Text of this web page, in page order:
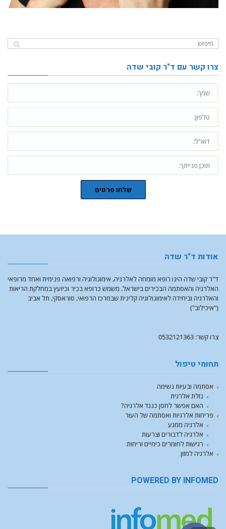
צרו קשר עם ד"ר קובי שדה
שלחו פרטים
אודות ד"ר שדה
ד"ר קובי שדה הינו רופא מומחה לאלרגיה, אימונולוגיה ורפואה פנימית ואחד מרופאי
האלרגיה והאסתמה הבכירים בישראל. משמש כרופא בכיר וכיועץ במחלקת הריאות
והאלרגיה וביחידה לאימונולוגיה קלינית שבמרכז הרפואי, סוראסקי, תל אביב
("איכילוב")
צרו קשר: 0532121363
תחומי טיפול
אסתמה ובעיות נשימה
נזלת אלרגית
האם אפשר לחסן כנגד אלרגיה?
פריחות אלרגיות ואסתמה של העור
אלרגיה ממגע
אלרגיה לדבורים וצרעות
רגישות לחומרים כימיים וריחות
אלרגיה למזון
POWERED BY INFOMED